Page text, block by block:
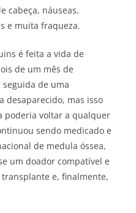
cabeça, náuseas,
e muita fraqueza.
é feita a vida de
de um mês de
de uma
desaparecido, mas isso
poderia voltar a qualquer
sendo medicado e
de medula óssea,
um doador compatível e
e, finalmente,